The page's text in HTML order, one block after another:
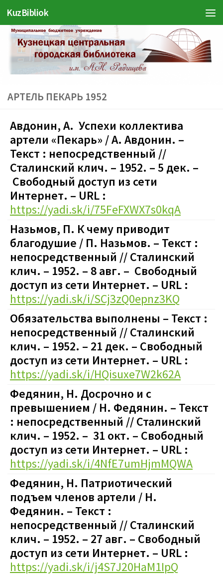
Перейти к содержимому
KuzBibliok
АРТЕЛЬ ПЕКАРЬ 1952
Авдонин, А. Успехи коллектива
артели «Пекарь» / А. Авдонин. –
Текст : непосредственный //
Сталинский клич. – 1952. – 5 дек. –
Свободный доступ из сети
Интернет. – URL :
https://yadi.sk/i/75FeFXWX7s0kqA
Назьмов, П. К чему приводит
благодушие / П. Назьмов. – Текст :
непосредственный // Сталинский
клич. – 1952. – 8 авг. – Свободный
доступ из сети Интернет. – URL :
https://yadi.sk/i/SCj3zQ0epnz3KQ
Обязательства выполнены – Текст :
непосредственный // Сталинский
клич. – 1952. – 21 дек. – Свободный
доступ из сети Интернет. – URL :
https://yadi.sk/i/HQisuxe7W2k62A
Федянин, Н. Досрочно и с
превышением / Н. Федянин. – Текст
: непосредственный // Сталинский
клич. – 1952. – 31 окт. – Свободный
доступ из сети Интернет. – URL :
https://yadi.sk/i/4NfE7umHjmMQWA
Федянин, Н. Патриотический
подъем членов артели / Н.
Федянин. – Текст :
непосредственный // Сталинский
клич. – 1952. – 27 авг. – Свободный
доступ из сети Интернет. – URL :
https://yadi.sk/i/j4S7J20HaM1IpQ